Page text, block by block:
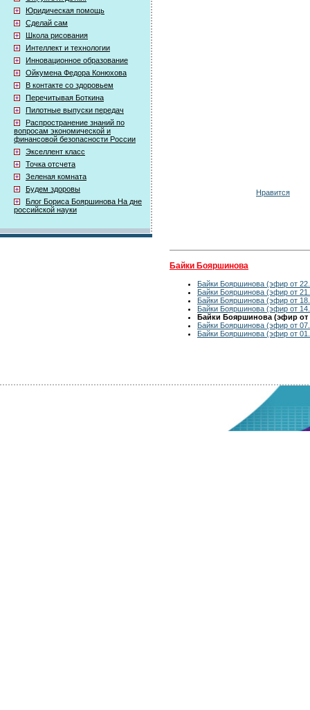
Юридическая помощь
Сделай сам
Школа рисования
Интеллект и технологии
Инновационное образование
Ойкумена Федора Конюхова
В контакте со здоровьем
Перечитывая Боткина
Пилотные выпуски передач
Распространение знаний по
вопросам экономической и
финансовой безопасности России
Экселлент класс
Точка отсчета
Зеленая комната
Будем здоровы
Блог Бориса Бояршинова На дне
российской науки
Нравится
Байки Бояршинова
Байки Бояршинова (эфир от
Байки Бояршинова (эфир от
Байки Бояршинова (эфир от
Байки Бояршинова (эфир от
Байки Бояршинова (эфир от
Байки Бояршинова (эфир от
Байки Бояршинова (эфир от